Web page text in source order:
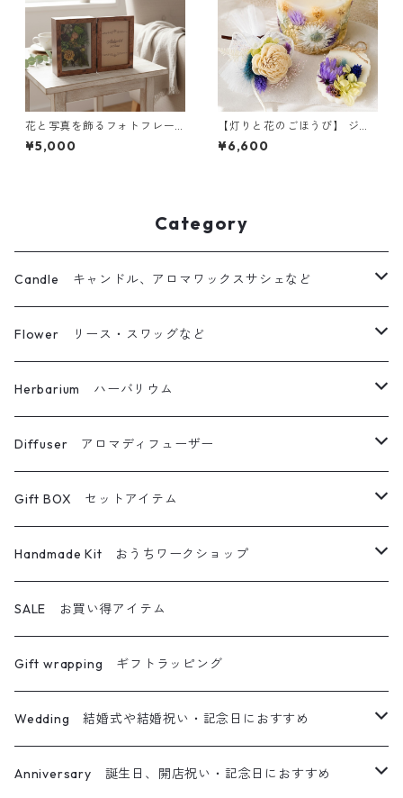
花と写真を飾るフォトフレー
ム（グリーン）｜お祝いギフ
トに
¥5,000
【灯りと花のごほうび】 ジャ
スミン ｜ボタニカルキャンド
ルW＆サシェ＆ミニブーケ
¥6,600
Category
Candle キャンドル、アロマワックスサシェなど
ボタニカルキャンドル
立体仕上げボタニカルキャンドル
キャンドルホルダー
ボトルキャンドル
グラスキャンドル
アロマワックスサシェ
ティーライトキャンドル
Flower リース・スワッグなど
リース
ブーケ・スワッグ
フォトフレーム
その他フラワー雑貨
Herbarium ハーバリウム
ハーバリウム
ボールペン
メイクブラシ
アロマディフューザー
オイルランプ
Diffuser アロマディフューザー
フラワーディフューザー
フラワーディフューザー専用詰め替えボトル
ハーバリウムディフューザー
Gift BOX セットアイテム
キャンドル＆サシェ
キャンドル＆ブーケ
キャンドル＆リース
キャンドル＆サシェ＆ブーケ
キャンドル＆ホルダー＆ブーケ
Handmade Kit おうちワークショップ
ハーバリウム
ハーバリウムペン
フレームアレンジ
リース
SALE お買い得アイテム
Gift wrapping ギフトラッピング
Wedding 結婚式や結婚祝い・記念日におすすめ
メッセージ入りキャンドル
Anniversary 誕生日、開店祝い・記念日におすすめ